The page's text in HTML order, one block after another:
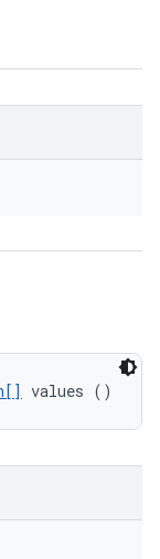
values ()